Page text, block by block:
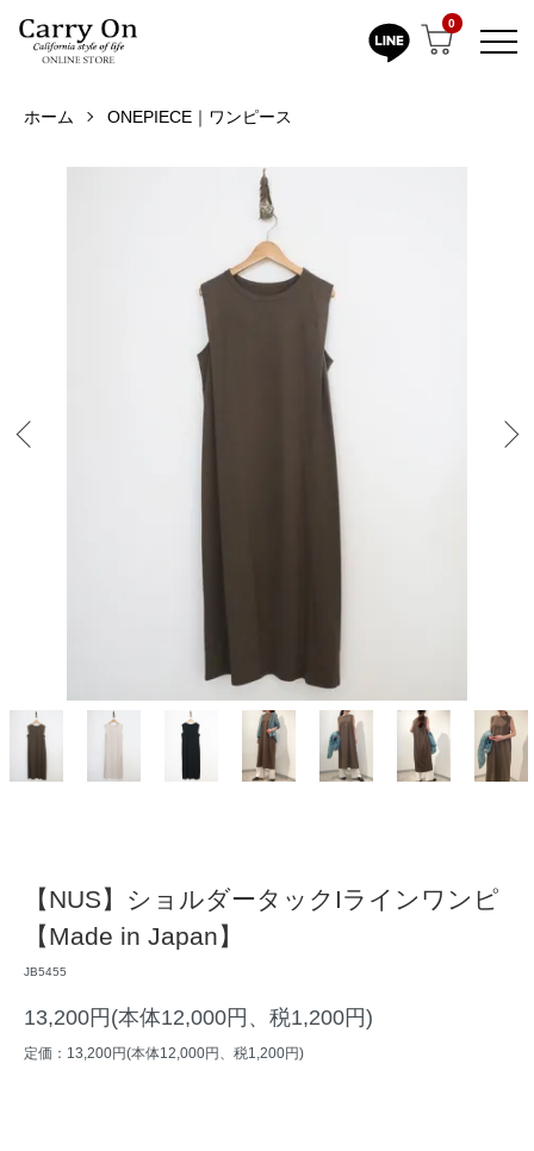
0
ホーム ONEPIECE｜ワンピース
【NUS】ショルダータックIラインワンピ
【Made in Japan】
JB5455
13,200円(本体12,000円、税1,200円)
定価：13,200円(本体12,000円、税1,200円)